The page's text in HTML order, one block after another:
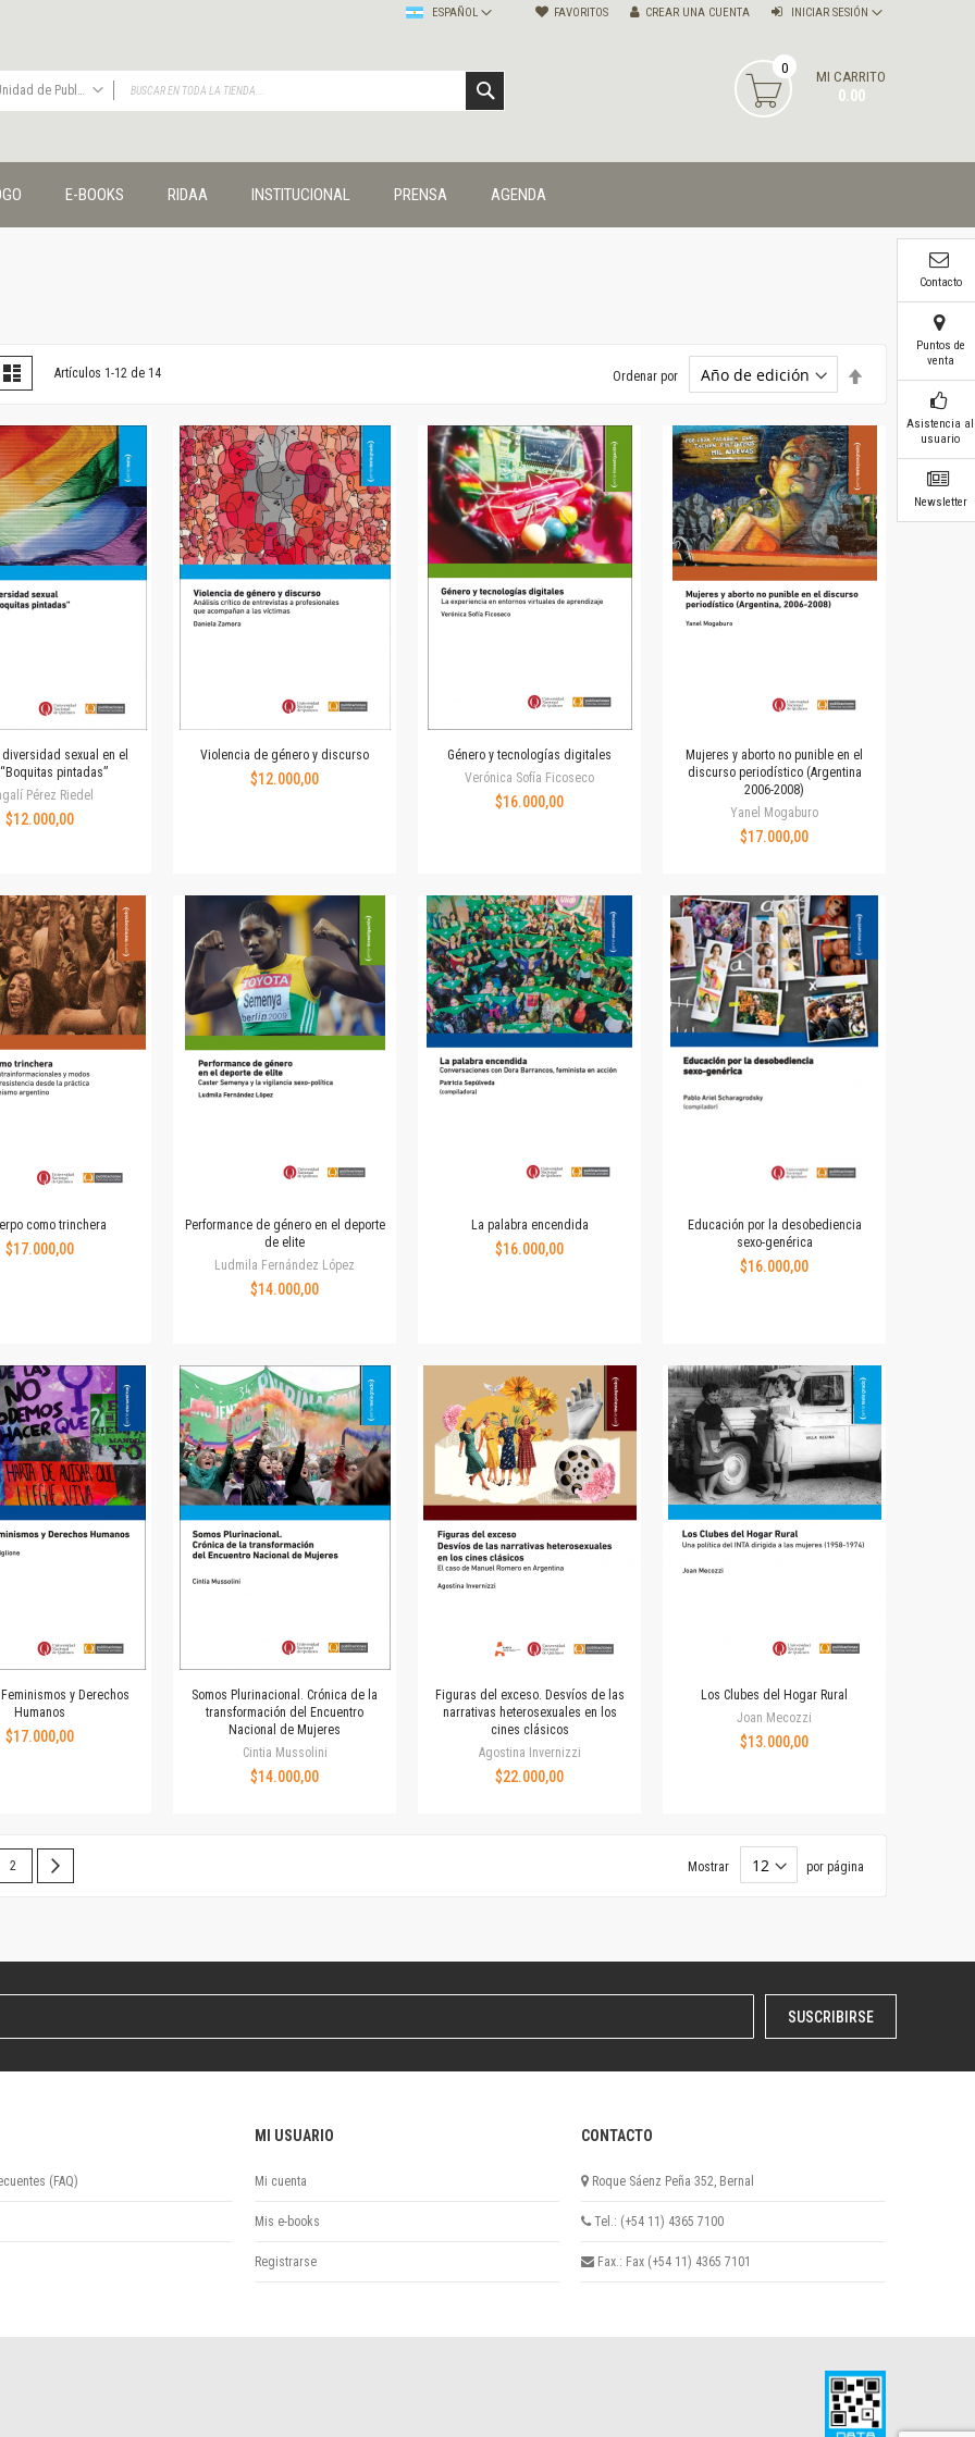
FAVORITOS INICIAR SESIÓN
CREAR UNA CUENTA
ESPAÑOL
Publicaciones
Editorial
Ediciones especiales
Géneros
Horizontes en las artes
La ideología argentina y latinoamericana
Las ciudades y las ideas
Serie Clásicos latinoamericanos
Nuevos enfoques en ciencia y tecnología
Serie digital
Territorio y acumulación: conflictividades y alternativas
Textos y lecturas en ciencias sociales
Prismas
Redes
Revista de Ciencias Sociales. Primera época
Revista de Ciencias Sociales. Segunda época
Fondo editorial
Biomedicina
Coediciones
Jornadas académicas
Otros títulos
Intersecciones
Convergencia. Entre memoria y sociedad
Serie Contemporánea
Unidad de Publicaciones del Departamento de Ciencia y Tecnología
Colecciones
Universidad Virtual de Quilmes
Colecciones
Ideas de Educación Virtual
Investigación
Unidad de Publicaciones del Departamento de Ciencias Sociales
Series
Tesis Posgrado
Cursos
Colecciones
MI CARRITO
0.00
0
E-BOOKS RIDAA INSTITUCIONAL PRENSA AGENDA
Lista Artículos 1-12 de 14 Ordenar por
descendente
diversidad sexual en el
pintadas”
Pérez Riedel
$12.000,00
Violencia de género y discurso
$12.000,00
Género y tecnologías digitales
Verónica Sofía Ficoseco
$16.000,00
Mujeres y aborto no punible en el
discurso periodístico (Argentina
2006-2008)
Yanel Mogaburo
$17.000,00
como trinchera
$17.000,00
Performance de género en el deporte
de elite
Ludmila Fernández López
$14.000,00
La palabra encendida
$16.000,00
Educación por la desobediencia
sexo-genérica
$16.000,00
y Derechos
Humanos
$17.000,00
Somos Plurinacional. Crónica de la
transformación del Encuentro
Nacional de Mujeres
Cintia Mussolini
$14.000,00
Figuras del exceso. Desvíos de las
narrativas heterosexuales en los
cines clásicos
Agostina Invernizzi
$22.000,00
Los Clubes del Hogar Rural
Joan Mecozzi
$13.000,00
la página
Página
2 Mostrar por página
SUSCRIBIRSE
(FAQ)
MI USUARIO
Mi cuenta
Mis e-books
Registrarse
CONTACTO
Roque Sáenz Peña 352, Bernal
Tel.: (+54 11) 4365 7100
Fax.: Fax (+54 11) 4365 7101
Contacto
Puntos de
venta
Asistencia al
usuario
Newsletter